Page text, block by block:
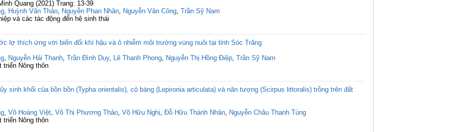
Quang (2021) Trang: 13-39
, Huỳnh Văn Thảo, Nguyễn Phan Nhân, Nguyễn Văn Công, Trần Sỹ Nam
và các tác động đến hệ sinh thái
lợ thích ứng với biến đổi khí hậu và ô nhiễm môi trường vùng nuôi tại tỉnh Sóc Trăng
, Nguyễn Hải Thanh, Trần Đình Duy, Lê Thanh Phong, Nguyễn Thị Hồng Điệp, Trần Sỹ Nam
triển Nông thôn
sinh khối của bồn bồn (Typha orientalis), cỏ bàng (Lepironia articulata) và năn tượng (Scirpus littoralis) trồng trên đất
, Võ Hoàng Việt, Võ Thị Phương Thảo, Võ Hữu Nghị, Đỗ Hữu Thành Nhân, Nguyễn Châu Thanh Tùng
triển Nông thôn